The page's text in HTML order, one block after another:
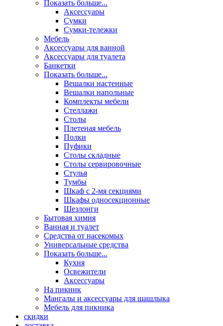
Показать больше...
Аксессуары
Сумки
Сумки-тележки
Мебель
Аксессуары для ванной
Аксессуары для туалета
Банкетки
Показать больше...
Вешалки настенные
Вешалки напольные
Комплекты мебели
Стеллажи
Столы
Плетеная мебель
Полки
Пуфики
Столы складные
Столы сервировочные
Стулья
Тумбы
Шкаф с 2-мя секциями
Шкафы односекционные
Шезлонги
Бытовая химия
Ванная и туалет
Средства от насекомых
Универсальные средства
Показать больше...
Кухня
Освежители
Аксессуары
На пикник
Мангалы и аксессуары для шашлыка
Мебель для пикника
скидки